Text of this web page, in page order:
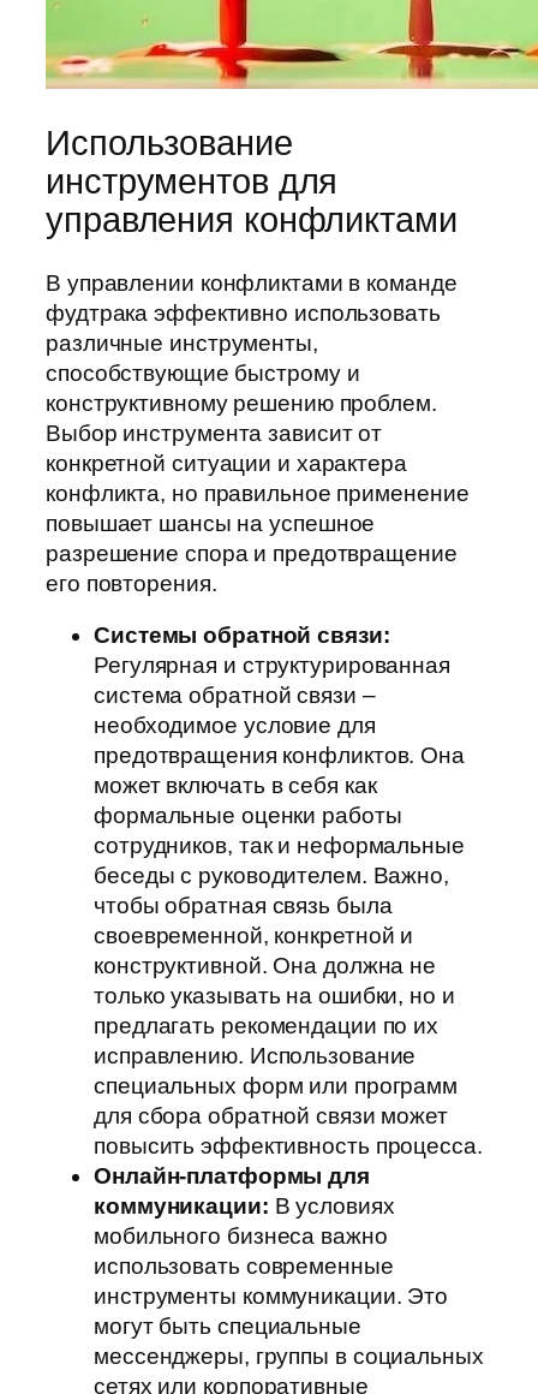
Использование
инструментов для
управления конфликтами
В управлении конфликтами в команде
фудтрака эффективно использовать
различные инструменты,
способствующие быстрому и
конструктивному решению проблем.
Выбор инструмента зависит от
конкретной ситуации и характера
конфликта, но правильное применение
повышает шансы на успешное
разрешение спора и предотвращение
его повторения.
Системы обратной связи:
Регулярная и структурированная
система обратной связи –
необходимое условие для
предотвращения конфликтов. Она
может включать в себя как
формальные оценки работы
сотрудников, так и неформальные
беседы с руководителем. Важно,
чтобы обратная связь была
своевременной, конкретной и
конструктивной. Она должна не
только указывать на ошибки, но и
предлагать рекомендации по их
исправлению. Использование
специальных форм или программ
для сбора обратной связи может
повысить эффективность процесса.
Онлайн-платформы для
коммуникации: В условиях
мобильного бизнеса важно
использовать современные
инструменты коммуникации. Это
могут быть специальные
мессенджеры, группы в социальных
сетях или корпоративные